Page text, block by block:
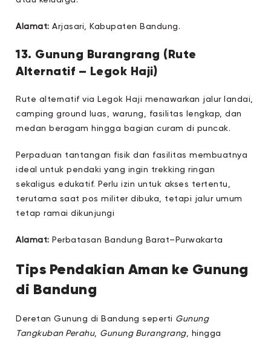
Alamat: Arjasari, Kabupaten Bandung.
13. Gunung Burangrang (Rute
Alternatif – Legok Haji)
Rute alternatif via Legok Haji menawarkan jalur landai,
camping ground luas, warung, fasilitas lengkap, dan
medan beragam hingga bagian curam di puncak.
Perpaduan tantangan fisik dan fasilitas membuatnya
ideal untuk pendaki yang ingin trekking ringan
sekaligus edukatif. Perlu izin untuk akses tertentu,
terutama saat pos militer dibuka, tetapi jalur umum
tetap ramai dikunjungi
Alamat: Perbatasan Bandung Barat–Purwakarta
Tips Pendakian Aman ke Gunung
di Bandung
Deretan Gunung di Bandung seperti Gunung
Tangkuban Perahu, Gunung Burangrang, hingga